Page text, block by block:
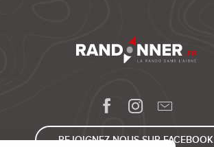
REJOIGNEZ-NOUS SUR FACEBOOK